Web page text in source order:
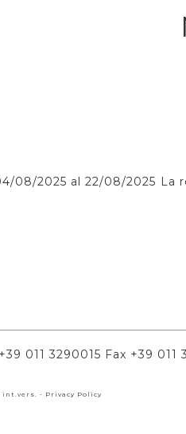
08/2025 al 22/08/2025 La
011 3290015 Fax +39 011
int.vers. - Privacy Policy